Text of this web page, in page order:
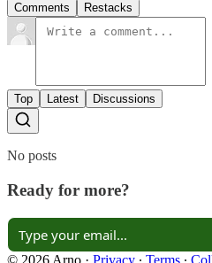
Comments Restacks
Top Latest Discussions
No posts
Ready for more?
© 2026 Arno · Privacy ∙ Terms ∙